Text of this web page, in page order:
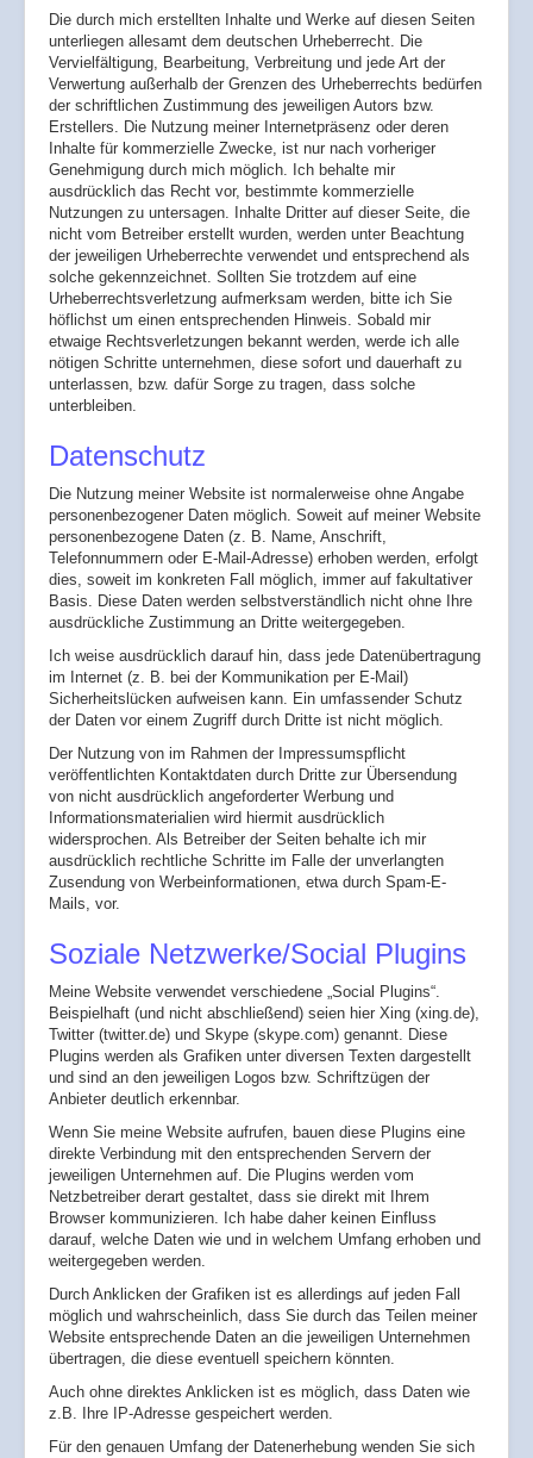
Die durch mich erstellten Inhalte und Werke auf diesen Seiten
unterliegen allesamt dem deutschen Urheberrecht. Die
Vervielfältigung, Bearbeitung, Verbreitung und jede Art der
Verwertung außerhalb der Grenzen des Urheberrechts bedürfen
der schriftlichen Zustimmung des jeweiligen Autors bzw.
Erstellers. Die Nutzung meiner Internetpräsenz oder deren
Inhalte für kommerzielle Zwecke, ist nur nach vorheriger
Genehmigung durch mich möglich. Ich behalte mir
ausdrücklich das Recht vor, bestimmte kommerzielle
Nutzungen zu untersagen. Inhalte Dritter auf dieser Seite, die
nicht vom Betreiber erstellt wurden, werden unter Beachtung
der jeweiligen Urheberrechte verwendet und entsprechend als
solche gekennzeichnet. Sollten Sie trotzdem auf eine
Urheberrechtsverletzung aufmerksam werden, bitte ich Sie
höflichst um einen entsprechenden Hinweis. Sobald mir
etwaige Rechtsverletzungen bekannt werden, werde ich alle
nötigen Schritte unternehmen, diese sofort und dauerhaft zu
unterlassen, bzw. dafür Sorge zu tragen, dass solche
unterbleiben.
Datenschutz
Die Nutzung meiner Website ist normalerweise ohne Angabe
personenbezogener Daten möglich. Soweit auf meiner Website
personenbezogene Daten (z. B. Name, Anschrift,
Telefonnummern oder E-Mail-Adresse) erhoben werden, erfolgt
dies, soweit im konkreten Fall möglich, immer auf fakultativer
Basis. Diese Daten werden selbstverständlich nicht ohne Ihre
ausdrückliche Zustimmung an Dritte weitergegeben.
Ich weise ausdrücklich darauf hin, dass jede Datenübertragung
im Internet (z. B. bei der Kommunikation per E-Mail)
Sicherheitslücken aufweisen kann. Ein umfassender Schutz
der Daten vor einem Zugriff durch Dritte ist nicht möglich.
Der Nutzung von im Rahmen der Impressumspflicht
veröffentlichten Kontaktdaten durch Dritte zur Übersendung
von nicht ausdrücklich angeforderter Werbung und
Informationsmaterialien wird hiermit ausdrücklich
widersprochen. Als Betreiber der Seiten behalte ich mir
ausdrücklich rechtliche Schritte im Falle der unverlangten
Zusendung von Werbeinformationen, etwa durch Spam-E-
Mails, vor.
Soziale Netzwerke/Social Plugins
Meine Website verwendet verschiedene „Social Plugins“.
Beispielhaft (und nicht abschließend) seien hier Xing (xing.de),
Twitter (twitter.de) und Skype (skype.com) genannt. Diese
Plugins werden als Grafiken unter diversen Texten dargestellt
und sind an den jeweiligen Logos bzw. Schriftzügen der
Anbieter deutlich erkennbar.
Wenn Sie meine Website aufrufen, bauen diese Plugins eine
direkte Verbindung mit den entsprechenden Servern der
jeweiligen Unternehmen auf. Die Plugins werden vom
Netzbetreiber derart gestaltet, dass sie direkt mit Ihrem
Browser kommunizieren. Ich habe daher keinen Einfluss
darauf, welche Daten wie und in welchem Umfang erhoben und
weitergegeben werden.
Durch Anklicken der Grafiken ist es allerdings auf jeden Fall
möglich und wahrscheinlich, dass Sie durch das Teilen meiner
Website entsprechende Daten an die jeweiligen Unternehmen
übertragen, die diese eventuell speichern könnten.
Auch ohne direktes Anklicken ist es möglich, dass Daten wie
z.B. Ihre IP-Adresse gespeichert werden.
Für den genauen Umfang der Datenerhebung wenden Sie sich